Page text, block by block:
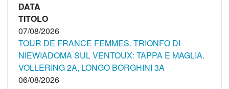
CALENDARIO
OSCAR
ALBI D'ORO
DATA
TITOLO
07/08/2026
TOUR DE FRANCE FEMMES. TRIONFO DI
NIEWIADOMA SUL VENTOUX: TAPPA E MAGLIA.
VOLLERING 2A, LONGO BORGHINI 3A
06/08/2026